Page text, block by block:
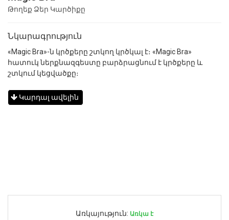
Թողեք Ձեր Կարծիքը
Նկարագրություն
«Magic Bra»-ն կրծքերը շտկող կրծկալ է։ «Magic Bra»
հատուկ ներքնազգեստը բարձրացնում է կրծքերը և
շտկում կեցվածքը։
Կարդալ ավելին
Առկայություն: Առկա է